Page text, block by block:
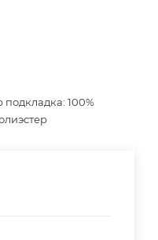
подкладка: 100%